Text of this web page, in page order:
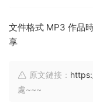
文件格式 MP3 作品
享
原文鏈接：
處~~~